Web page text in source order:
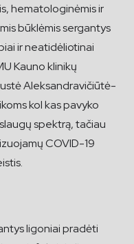
hematologinėmis ir
būklėmis sergantys
ir neatidėliotinai
Kauno klinikų
Aleksandravičiūtė-
kol kas pavyko
spektrą, tačiau
COVID-19
ligoniai pradėti